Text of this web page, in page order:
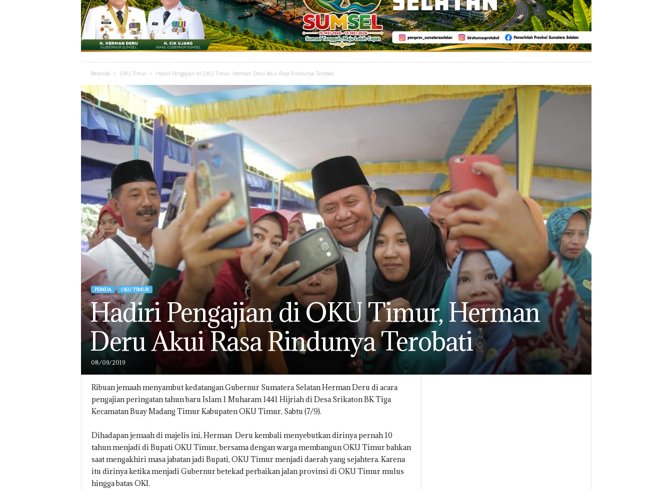
Beranda OKU Timur Hadiri Pengajian di OKU Timur, Herman Deru Akui Rasa Rindunya Terobati
PEMDA OKU TIMUR
Hadiri Pengajian di OKU Timur, Herman
Deru Akui Rasa Rindunya Terobati
08/09/2019
Ribuan jemaah menyambut kedatangan Gubernur Sumatera Selatan Herman Deru di acara
pengajian peringatan tahun baru Islam 1 Muharam 1441 Hijriah di Desa Srikaton BK Tiga
Kecamatan Buay Madang Timur Kabupaten OKU Timur, Sabtu (7/9).
Dihadapan jemaah di majelis ini, Herman Deru kembali menyebutkan dirinya pernah 10
tahun menjadi di Bupati OKU Timur, bersama dengan warga membangun OKU Timur bahkan
saat mengakhiri masa jabatan jadi Bupati, OKU Timur menjadi daerah yang sejahtera. Karena
itu dirinya ketika menjadi Gubernur betekad perbaikan jalan provinsi di OKU Timur mulus
hingga batas OKI.